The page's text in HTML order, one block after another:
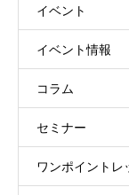
イベント
イベント情報
コラム
セミナー
ワンポイントレ